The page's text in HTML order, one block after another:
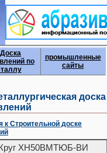
Доска
по
промышленные
сайты
доска
к Строительной доске
Круг ХН50ВМТЮБ-ВИ